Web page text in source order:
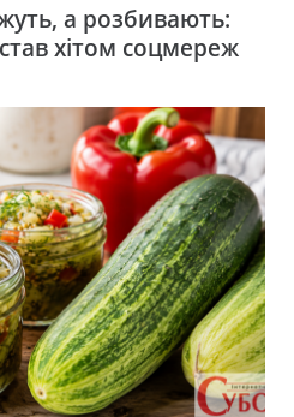
а розбивають:
хітом соцмереж